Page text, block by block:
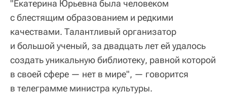
"Екатерина Юрьевна была человеком
с блестящим образованием и редкими
качествами. Талантливый организатор
и большой ученый, за двадцать лет ей удалось
создать уникальную библиотеку, равной которой
в своей сфере — нет в мире", — говорится
в телеграмме министра культуры.